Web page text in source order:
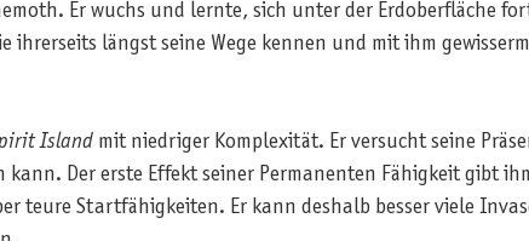
Er wuchs und lernte, sich unter der Erdoberfläche
längst seine Wege kennen und mit ihm
Islandmit niedriger Komplexität. Er versucht seine
Der erste Effekt seiner Permanenten Fähigkeit gibt
teure Startfähigkeiten. Er kann deshalb besser viele